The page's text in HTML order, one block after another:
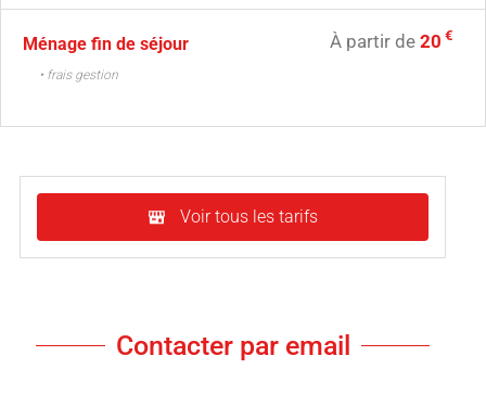
Ménage fin de séjour À partir de 20 €
• frais gestion
Voir tous les tarifs
Contacter par email